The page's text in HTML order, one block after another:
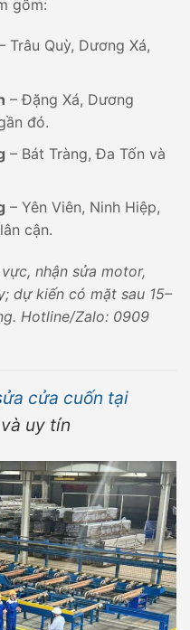
gồm:
Trâu Quỳ, Dương Xá,
– Đặng Xá, Dương
đó.
– Bát Tràng, Đa Tốn và
– Yên Viên, Ninh Hiệp,
cận.
nhận sửa motor,
dự kiến có mặt sau 15–
Hotline/Zalo: 0909
cửa cuốn tại
uy tín